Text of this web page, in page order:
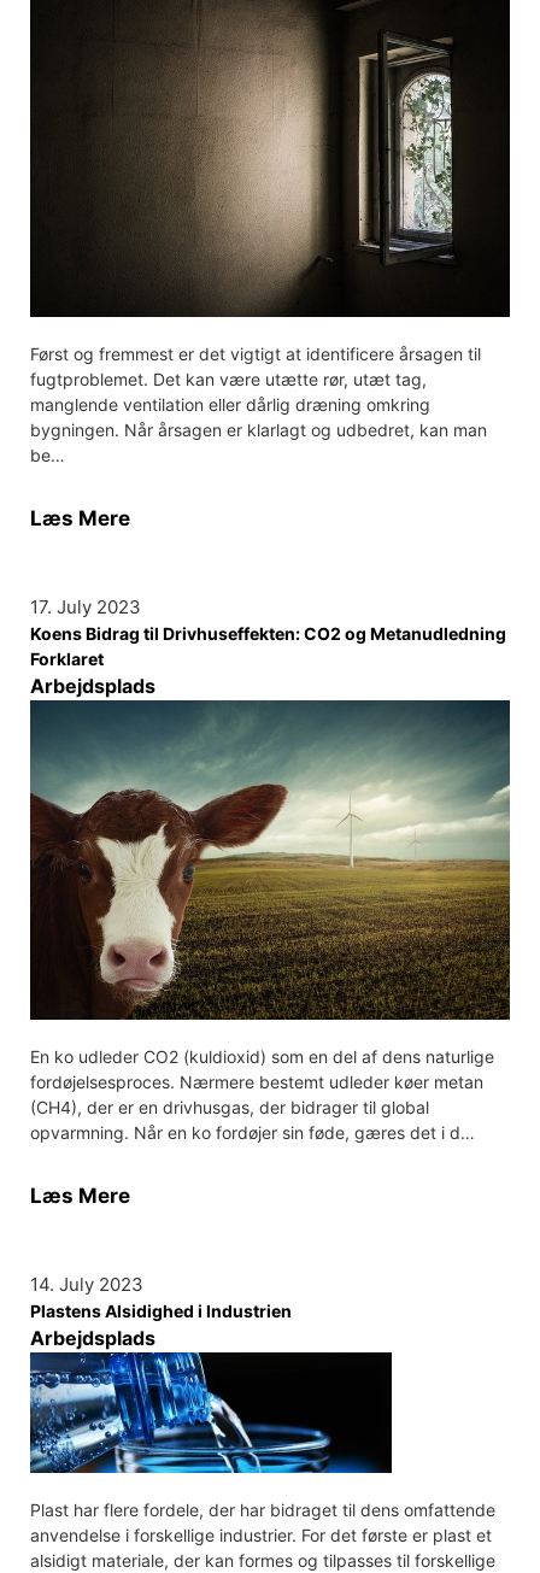
Først og fremmest er det vigtigt at identificere årsagen til
fugtproblemet. Det kan være utætte rør, utæt tag,
manglende ventilation eller dårlig dræning omkring
bygningen. Når årsagen er klarlagt og udbedret, kan man
be…
Læs Mere
17. July 2023
Koens Bidrag til Drivhuseffekten: CO2 og Metanudledning
Forklaret
Arbejdsplads
En ko udleder CO2 (kuldioxid) som en del af dens naturlige
fordøjelsesproces. Nærmere bestemt udleder køer metan
(CH4), der er en drivhusgas, der bidrager til global
opvarmning. Når en ko fordøjer sin føde, gæres det i d…
Læs Mere
14. July 2023
Plastens Alsidighed i Industrien
Arbejdsplads
Plast har flere fordele, der har bidraget til dens omfattende
anvendelse i forskellige industrier. For det første er plast et
alsidigt materiale, der kan formes og tilpasses til forskellige